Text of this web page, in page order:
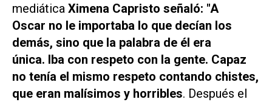
mediática Ximena Capristo señaló: "A
Oscar no le importaba lo que decían los
demás, sino que la palabra de él era
única. Iba con respeto con la gente. Capaz
no tenía el mismo respeto contando chistes,
que eran malísimos y horribles. Después el